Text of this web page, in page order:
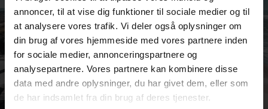
annoncer, til at vise dig funktioner til sociale medier og til
at analysere vores trafik. Vi deler også oplysninger om
din brug af vores hjemmeside med vores partnere inden
for sociale medier, annonceringspartnere og
analysepartnere. Vores partnere kan kombinere disse
data med andre oplysninger, du har givet dem, eller som
de har indsamlet fra din brug af deres tjenester.